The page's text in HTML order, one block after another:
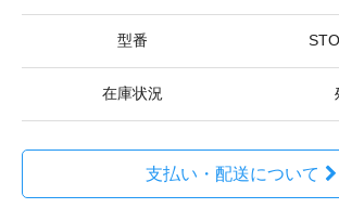
型番
在庫状況
支払い・配送について